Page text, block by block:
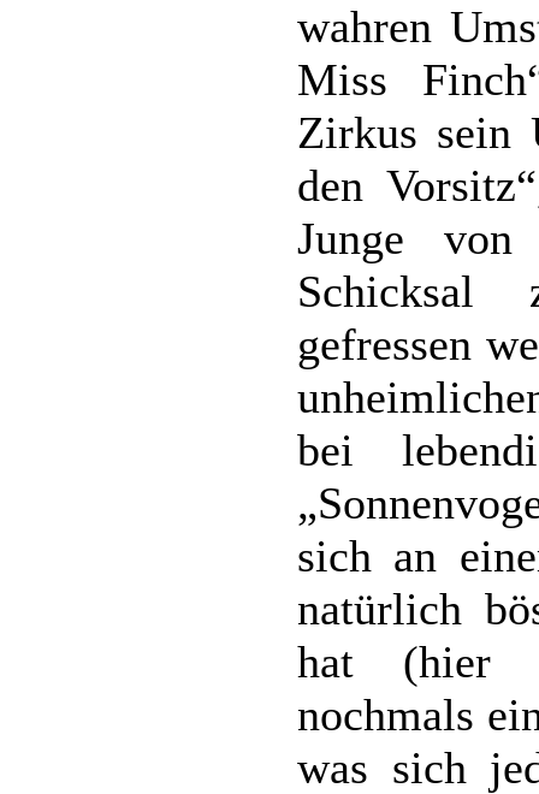
wahren
Miss
Zirkus sein
den
Junge
Schicksal
gefressen
bei
sich an
natürlich
hat (hier
nochmals
was sich